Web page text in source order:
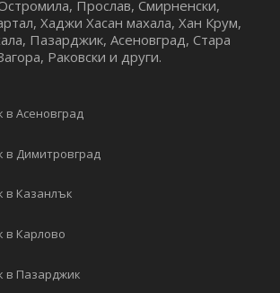
Прослав, Смирненски,
Хаджи Хасан махала, Хан Крум,
Пазарджик, Асеновград, Стара
Раковски и други.
в Асеновград
в Димитровград
в Казанлък
в Карлово
в Пазарджик